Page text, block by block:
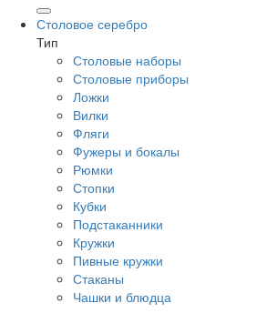
Столовое серебро
Тип
Столовые наборы
Столовые приборы
Ложки
Вилки
Фляги
Фужеры и бокалы
Рюмки
Стопки
Кубки
Подстаканники
Кружки
Пивные кружки
Стаканы
Чашки и блюдца